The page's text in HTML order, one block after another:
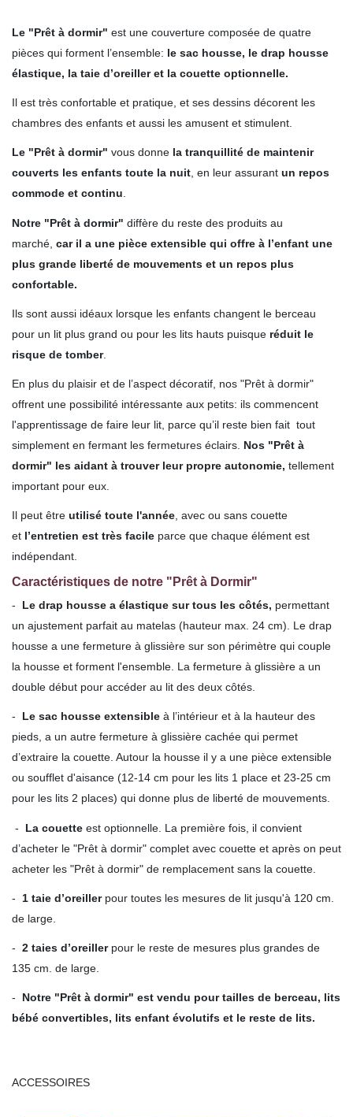
Le "Prêt à dormir" est une couverture composée de quatre
pièces qui forment l’ensemble: le sac housse, le drap housse
élastique, la taie d’oreiller et la couette optionnelle.
Il est très confortable et pratique, et ses dessins décorent les
chambres des enfants et aussi les amusent et stimulent.
Le "Prêt à dormir" vous donne la tranquillité de maintenir
couverts les enfants toute la nuit, en leur assurant un repos
commode et continu.
Notre "Prêt à dormir" diffère du reste des produits au
marché, car il a une pièce extensible qui offre à l’enfant une
plus grande liberté de mouvements et un repos plus
confortable.
Ils sont aussi idéaux lorsque les enfants changent le berceau
pour un lit plus grand ou pour les lits hauts puisque réduit le
risque de tomber.
En plus du plaisir et de l’aspect décoratif, nos "Prêt à dormir"
offrent une possibilité intéressante aux petits: ils commencent
l'apprentissage de faire leur lit, parce qu’il reste bien fait tout
simplement en fermant les fermetures éclairs. Nos "Prêt à
dormir" les aidant à trouver leur propre autonomie, tellement
important pour eux.
Il peut être utilisé toute l'année , avec ou sans couette
et l’entretien est très facile parce que chaque élément est
indépendant.
Caractéristiques de notre "Prêt à Dormir"
- Le drap housse a élastique sur tous les côtés, permettant
un ajustement parfait au matelas (hauteur max. 24 cm). Le drap
housse a une fermeture à glissière sur son périmètre qui couple
la housse et forment l'ensemble. La fermeture à glissière a un
double début pour accéder au lit des deux côtés.
- Le sac housse extensible à l’intérieur et à la hauteur des
pieds, a un autre fermeture à glissière cachée qui permet
d’extraire la couette. Autour la housse il y a une pièce extensible
ou soufflet d'aisance (12-14 cm pour les lits 1 place et 23-25 cm
pour les lits 2 places) qui donne plus de liberté de mouvements.
- La couette est optionnelle. La première fois, il convient
d’acheter le "Prêt à dormir" complet avec couette et après on peut
acheter les "Prêt à dormir" de remplacement sans la couette.
- 1 taie d’oreiller pour toutes les mesures de lit jusqu'à 120 cm.
de large.
- 2 taies d’oreillerpour le reste de mesures plus grandes de
135 cm. de large.
- Notre "Prêt à dormir" est vendu pour tailles de berceau, lits
bébé convertibles, lits enfant évolutifs et le reste de lits.
ACCESSOIRES